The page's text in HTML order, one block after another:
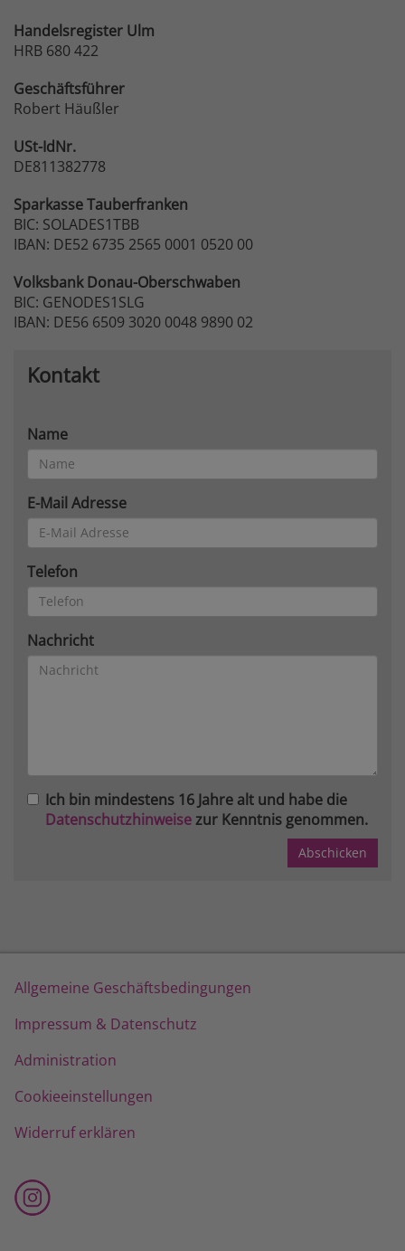
Handelsregister Ulm
HRB 680 422
Geschäftsführer
Robert Häußler
USt-IdNr.
DE811382778
SparkasseTauberfranken
BIC: SOLADES1TBB
IBAN: DE52 6735 2565 0001 0520 00
VolksbankDonau-Oberschwaben
BIC: GENODES1SLG
IBAN: DE56 6509 3020 0048 9890 02
Kontakt
Name
E-Mail Adresse
Telefon
Nachricht
Ich bin mindestens 16 Jahre alt und habe die
Datenschutzhinweisezur Kenntnis genommen.
Allgemeine Geschäftsbedingungen
Impressum & Datenschutz
Administration
Cookieeinstellungen
Widerruf erklären